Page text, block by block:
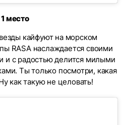
1 место
кайфуют на морском
RASA наслаждается своими
и с радостью делится милыми
Ты только посмотри, какая
как такую не целовать!